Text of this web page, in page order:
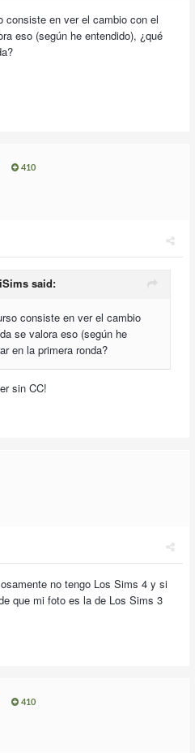
consiste en ver el cambio con el
eso (según he entendido), ¿qué
410
said:
consiste en ver el cambio
se valora eso (según he
en la primera ronda?
sin CC!
no tengo Los Sims 4 y si
que mi foto es la de Los Sims 3
410